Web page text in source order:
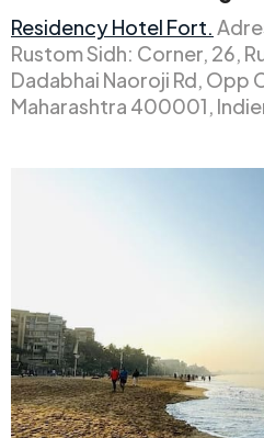
Residency Hotel Fort.
Rustom Sidh: Corner, 26,
Dadabhai Naoroji Rd, Opp
Maharashtra 400001,